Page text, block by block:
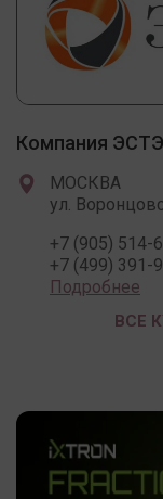
Компания
МОСКВА
ул.
+7 (905) 514-
+7 (499) 391-
Подробнее
ВСЕ